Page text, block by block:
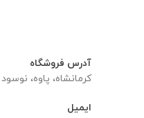
آدرس فروشگاه
کرمانشاه، پاوه، نوسود بازارچه
ایمیل